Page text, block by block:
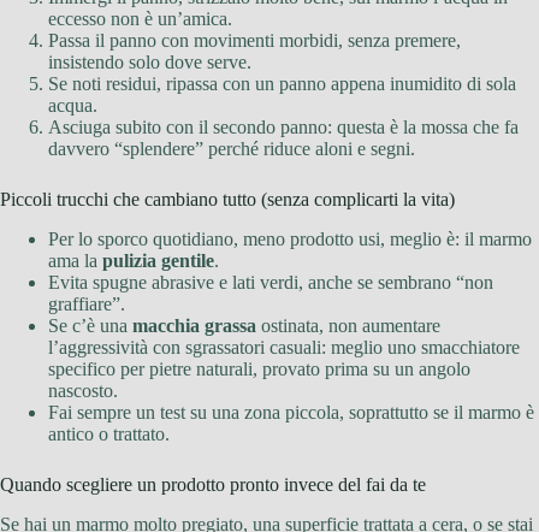
eccesso non è un’amica.
Passa il panno con movimenti morbidi, senza premere,
insistendo solo dove serve.
Se noti residui, ripassa con un panno appena inumidito di sola
acqua.
Asciuga subito con il secondo panno: questa è la mossa che fa
davvero “splendere” perché riduce aloni e segni.
Piccoli trucchi che cambiano tutto (senza complicarti la vita)
Per lo sporco quotidiano, meno prodotto usi, meglio è: il marmo
ama la pulizia gentile.
Evita spugne abrasive e lati verdi, anche se sembrano “non
graffiare”.
Se c’è una macchia grassa ostinata, non aumentare
l’aggressività con sgrassatori casuali: meglio uno smacchiatore
specifico per pietre naturali, provato prima su un angolo
nascosto.
Fai sempre un test su una zona piccola, soprattutto se il marmo è
antico o trattato.
Quando scegliere un prodotto pronto invece del fai da te
Se hai un marmo molto pregiato, una superficie trattata a cera, o se stai